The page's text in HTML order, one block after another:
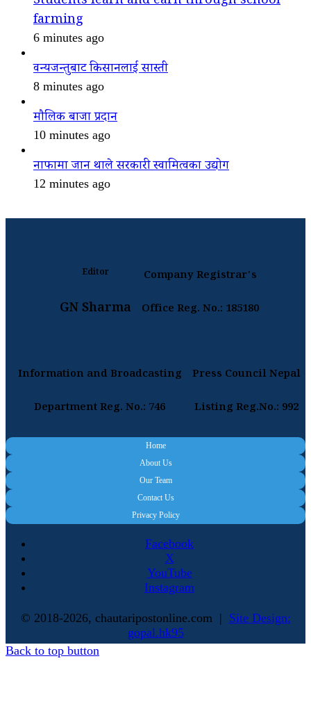
farming
6 minutes ago
वन्यजन्तुबाट किसानलाई सास्ती
8 minutes ago
मौलिक बाजा प्रदान
10 minutes ago
नाफामा जान थाले सरकारी स्वामित्वका उद्योग
12 minutes ago
Editor
GN Sharma
Company Registrar's
Office Reg. No.: 185180
Information and Broadcasting
Department Reg. No.: 746
Press Council Nepal
Listing Reg.No.: 992
Home
About Us
Our Team
Contact Us
Privacy Policy
Facebook
X
YouTube
Instagram
© 2018-2026, chautaripostonline.com | Site Design:
gopal.hk95
Back to top button